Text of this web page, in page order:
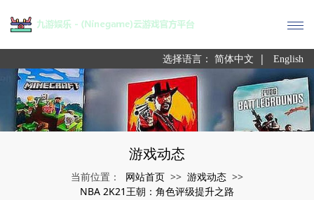
选择语言： 简体中文 | English
游戏动态
当前位置： 网站首页 >> 游戏动态 >>
NBA 2K21王朝：角色评级提升之路